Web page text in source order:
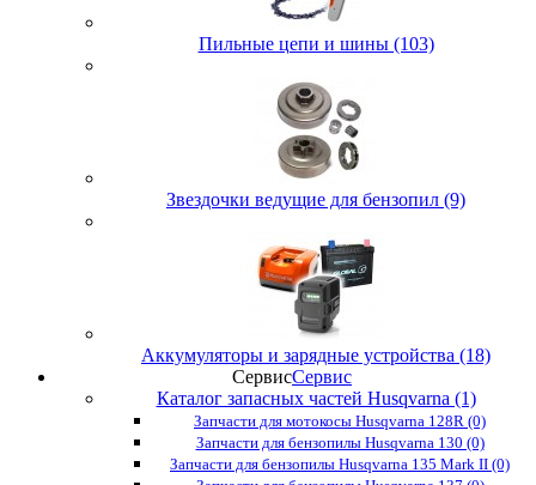
Пильные цепи и шины (103)
Звездочки ведущие для бензопил (9)
Аккумуляторы и зарядные устройства (18)
СервисСервис
Каталог запасных частей Husqvarna (1)
Запчасти для мотокосы Husqvarna 128R (0)
Запчасти для бензопилы Husqvarna 130 (0)
Запчасти для бензопилы Husqvarna 135 Mark II (0)